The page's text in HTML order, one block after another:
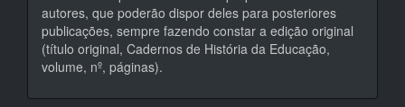
autores, que poderão dispor deles para posteriores
publicações, sempre fazendo constar a edição original
(título original, Cadernos de História da Educação,
volume, nº, páginas).